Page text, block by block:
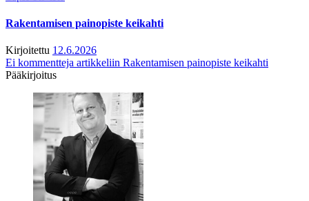
Rakentamisen painopiste keikahti
Kirjoitettu 12.6.2026
Ei kommentteja artikkeliin Rakentamisen painopiste keikahti
Pääkirjoitus